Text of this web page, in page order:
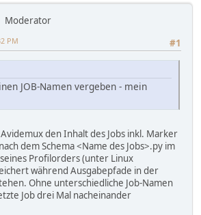
Moderator
#1
PM
JOB-Namen vergeben - mein
den Inhalt des Jobs inkl. Marker
dem Schema <Name des Jobs>.py im
Profilorders (unter Linux
während Ausgabepfade in der
Ohne unterschiedliche Job-Namen
Job drei Mal nacheinander